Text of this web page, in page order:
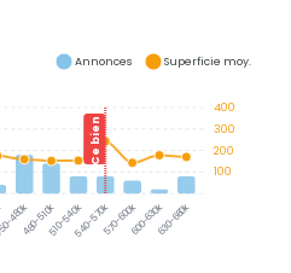
480k480-510k510-540k540-570k570-600k600-630k630-660k
Ce bien
400
300
200
100
Annonces Superficie moy.